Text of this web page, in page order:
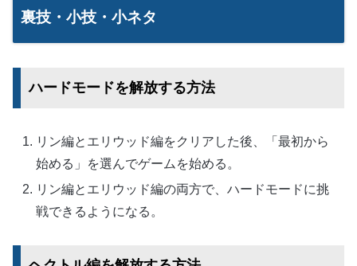
裏技・小技・小ネタ
ハードモードを解放する方法
リン編とエリウッド編をクリアした後、「最初から
始める」を選んでゲームを始める。
リン編とエリウッド編の両方で、ハードモードに挑
戦できるようになる。